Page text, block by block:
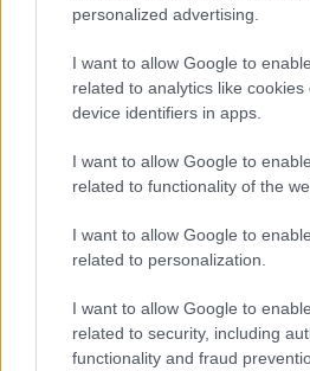
personalized advertising.
I want to allow Google to
related to analytics like cookies
device identifiers in apps.
I want to allow Google to
related to functionality of the
I want to allow Google to
related to personalization.
I want to allow Google to
related to security, including
functionality and fraud
Gépkocsi üzemanyag-